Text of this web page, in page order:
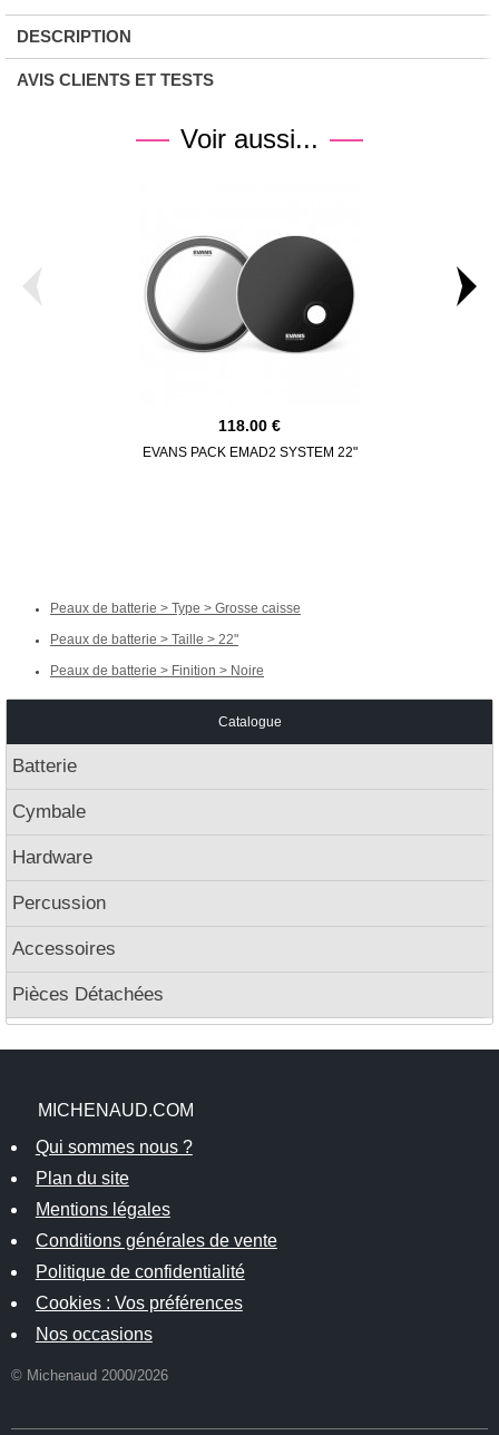
DESCRIPTION
AVIS CLIENTS ET TESTS
Voir aussi...
118.00
EVANS PACK EMAD2 SYSTEM 22"
Peaux de batterie > Type > Grosse caisse
Peaux de batterie > Taille > 22"
Peaux de batterie > Finition > Noire
Catalogue
Batterie
Cymbale
Hardware
Percussion
Accessoires
Pièces Détachées
MICHENAUD.COM
Qui sommes nous ?
Plan du site
Mentions légales
Conditions générales de vente
Politique de confidentialité
Cookies : Vos préférences
Nos occasions
© Michenaud 2000/2026